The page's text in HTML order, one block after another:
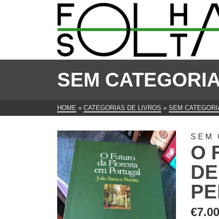
SEM
HOME » CATEGORIAS DE LIVROS » SEM
SEM
O
€7.00